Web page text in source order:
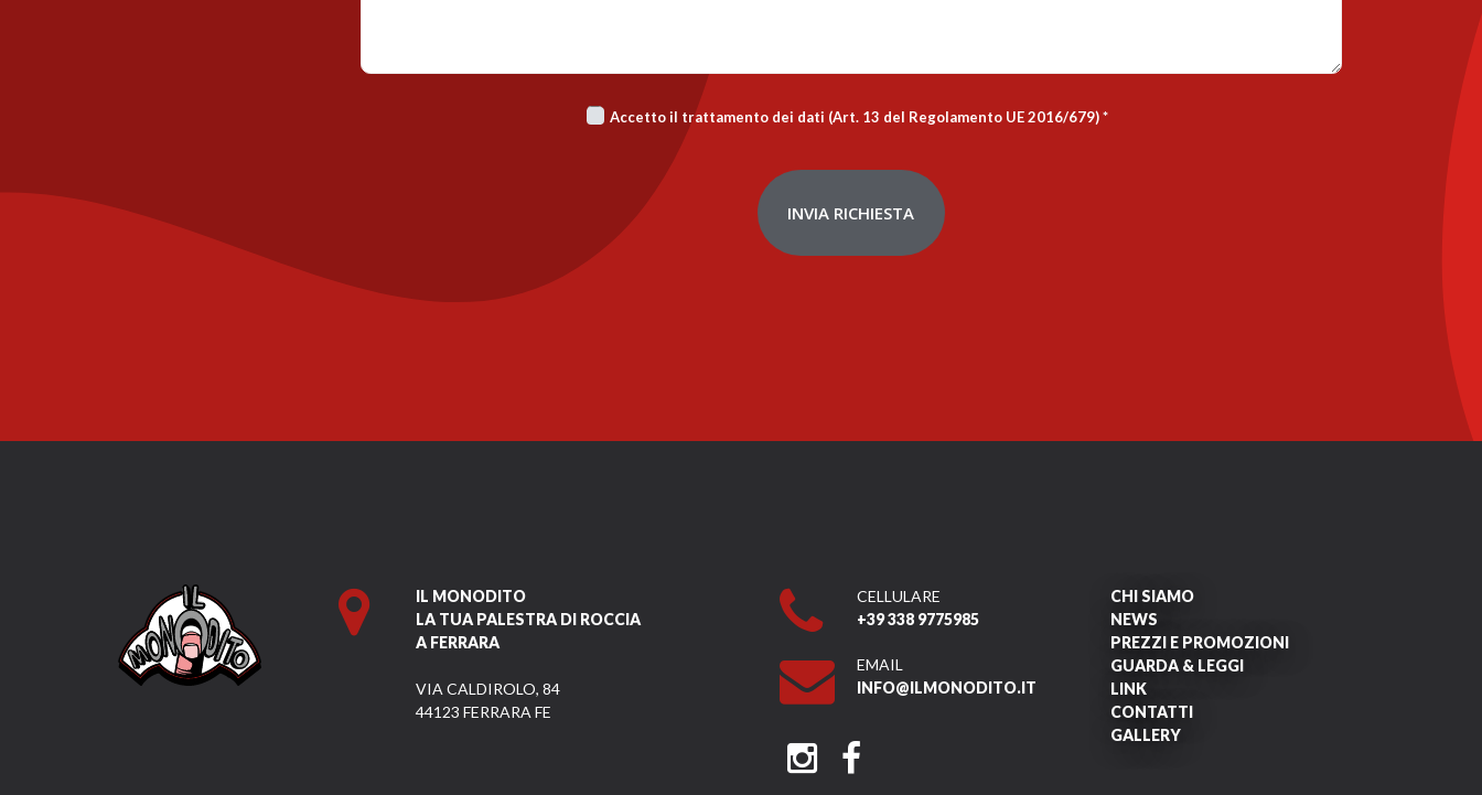
Accetto il trattamento dei dati (Art. 13 del Regolamento UE 2016/679)*
INVIA RICHIESTA
IL MONODITO
LA TUA PALESTRA DI ROCCIA
A FERRARA
VIA CALDIROLO, 84
44123 FERRARA FE
CELLULARE
+39 338 9775985
EMAIL
INFO@ILMONODITO.IT
CHI SIAMO
NEWS
PREZZI E PROMOZIONI
GUARDA & LEGGI
LINK
CONTATTI
GALLERY